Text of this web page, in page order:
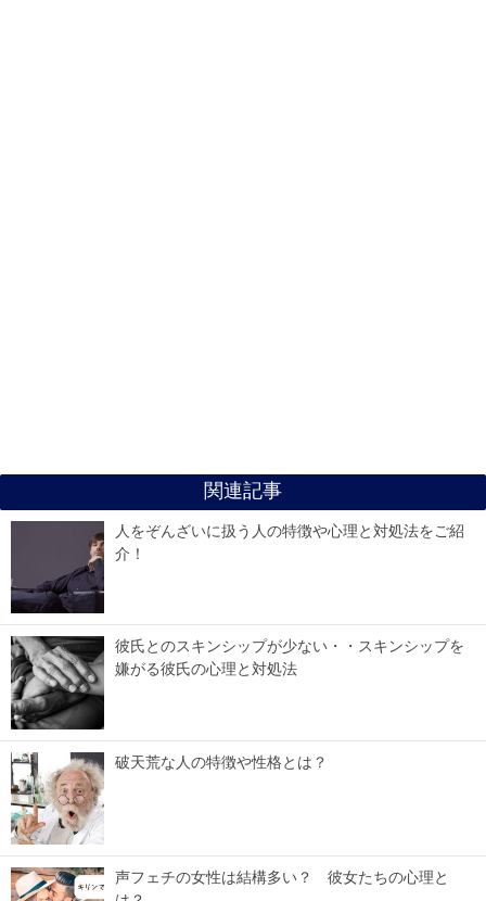
関連記事
人をぞんざいに扱う人の特徴や心理と対処法をご紹
介！
彼氏とのスキンシップが少ない・・スキンシップを
嫌がる彼氏の心理と対処法
破天荒な人の特徴や性格とは？
声フェチの女性は結構多い？ 彼女たちの心理と